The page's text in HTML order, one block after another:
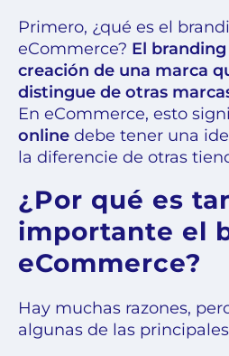
Primero, ¿qué es el
eCommerce? El
creación de una marca
distingue de otras
En eCommerce, esto
online debe tener una
la diferencie de otras
¿Por qué es
importante el
eCommerce?
Hay muchas razones,
algunas de las